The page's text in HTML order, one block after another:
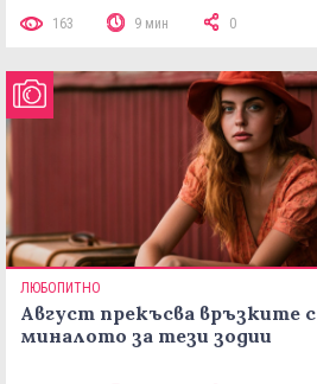
163 9 мин 0
ЛЮБОПИТНО
Август прекъсва връзките с
миналото за тези зодии